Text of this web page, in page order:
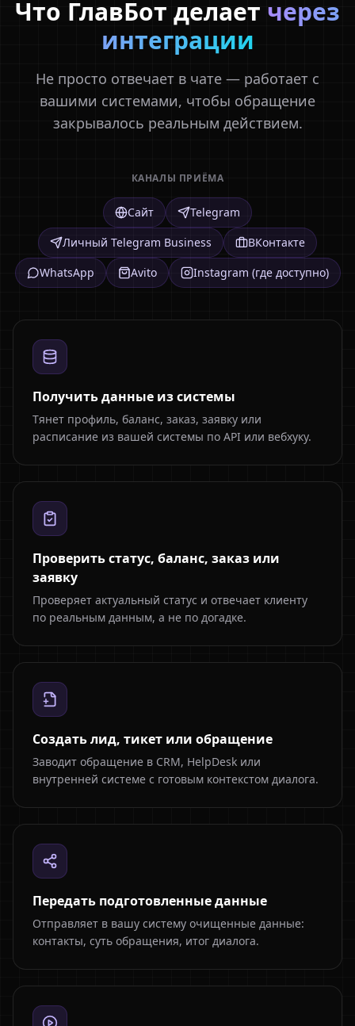
Что ГлавБот делает через
интеграции
Не просто отвечает в чате — работает с
вашими системами, чтобы обращение
закрывалось реальным действием.
КАНАЛЫ ПРИЁМА
Сайт
Telegram
Личный Telegram Business
ВКонтакте
WhatsApp
Avito Instagram (где доступно)
Получить данные из системы
Тянет профиль, баланс, заказ, заявку или
расписание из вашей системы по API или вебхуку.
Проверить статус, баланс, заказ или
заявку
Проверяет актуальный статус и отвечает клиенту
по реальным данным, а не по догадке.
Создать лид, тикет или обращение
Заводит обращение в CRM, HelpDesk или
внутренней системе с готовым контекстом диалога.
Передать подготовленные данные
Отправляет в вашу систему очищенные данные:
контакты, суть обращения, итог диалога.